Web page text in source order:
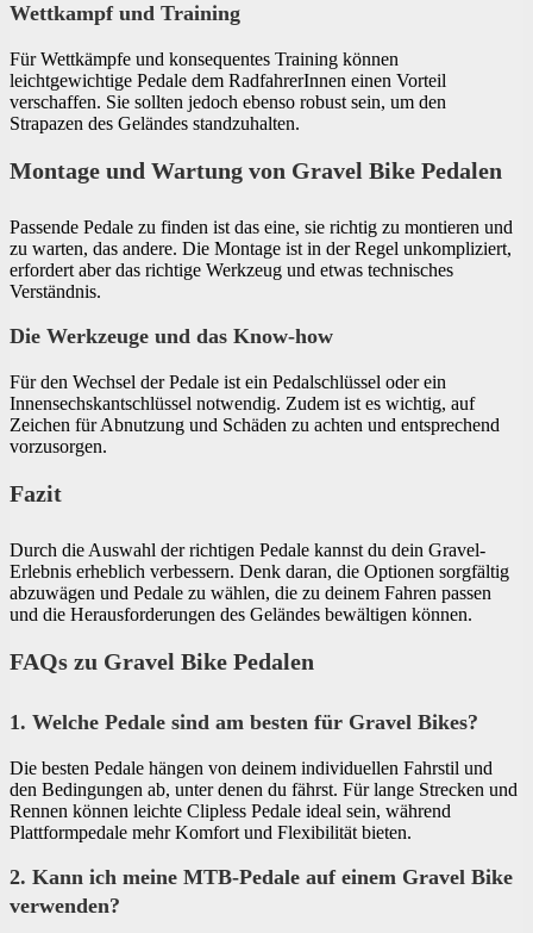
Wettkampf und Training
Für Wettkämpfe und konsequentes Training können
leichtgewichtige Pedale dem RadfahrerInnen einen Vorteil
verschaffen. Sie sollten jedoch ebenso robust sein, um den
Strapazen des Geländes standzuhalten.
Montage und Wartung von Gravel Bike Pedalen
Passende Pedale zu finden ist das eine, sie richtig zu montieren und
zu warten, das andere. Die Montage ist in der Regel unkompliziert,
erfordert aber das richtige Werkzeug und etwas technisches
Verständnis.
Die Werkzeuge und das Know-how
Für den Wechsel der Pedale ist ein Pedalschlüssel oder ein
Innensechskantschlüssel notwendig. Zudem ist es wichtig, auf
Zeichen für Abnutzung und Schäden zu achten und entsprechend
vorzusorgen.
Fazit
Durch die Auswahl der richtigen Pedale kannst du dein Gravel-
Erlebnis erheblich verbessern. Denk daran, die Optionen sorgfältig
abzuwägen und Pedale zu wählen, die zu deinem Fahren passen
und die Herausforderungen des Geländes bewältigen können.
FAQs zu Gravel Bike Pedalen
1. Welche Pedale sind am besten für Gravel Bikes?
Die besten Pedale hängen von deinem individuellen Fahrstil und
den Bedingungen ab, unter denen du fährst. Für lange Strecken und
Rennen können leichte Clipless Pedale ideal sein, während
Plattformpedale mehr Komfort und Flexibilität bieten.
2. Kann ich meine MTB-Pedale auf einem Gravel Bike
verwenden?